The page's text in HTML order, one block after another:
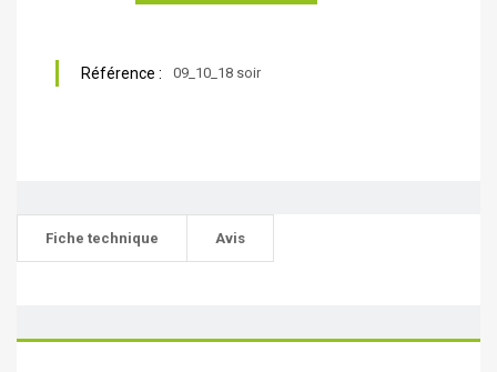
Référence : 09_10_18 soir
Fiche technique Avis